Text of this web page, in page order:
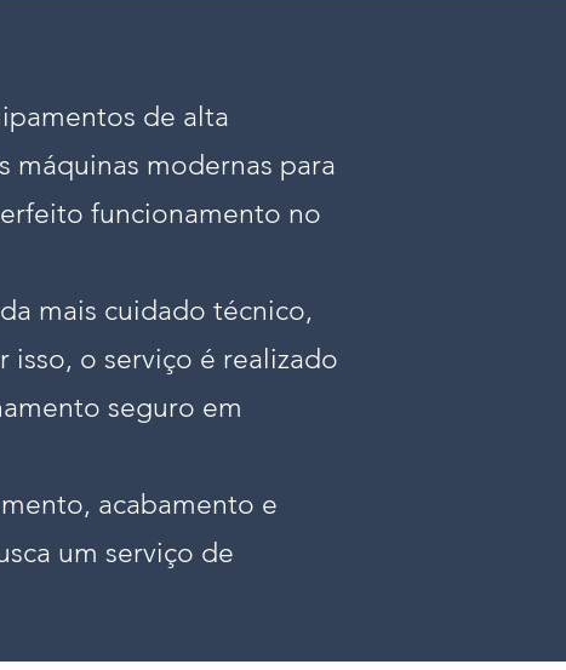
de alta
máquinas modernas para
funcionamento no
mais cuidado técnico,
isso, o serviço é realizado
seguro em
acabamento e
um serviço de